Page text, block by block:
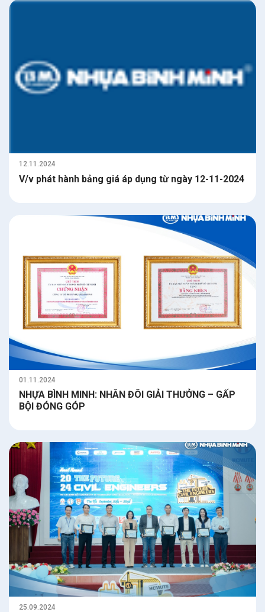
12.11.2024
V/v phát hành bảng giá áp dụng từ ngày 12-11-2024
01.11.2024
NHỰA BÌNH MINH: NHÂN ĐÔI GIẢI THƯỞNG – GẤP
BỘI ĐÓNG GÓP
25.09.2024